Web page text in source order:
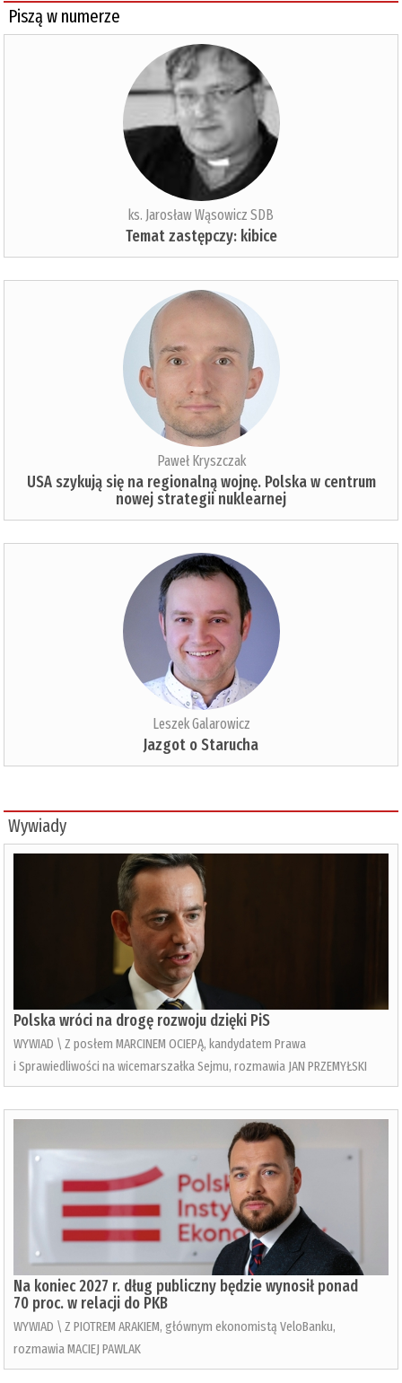
Piszą w numerze
ks. Jarosław Wąsowicz SDB
Temat zastępczy: kibice
Paweł Kryszczak
USA szykują się na regionalną wojnę. Polska w centrum
nowej strategii nuklearnej
Leszek Galarowicz
Jazgot o Starucha
Wywiady
Polska wróci na drogę rozwoju dzięki PiS
WYWIAD \ Z posłem MARCINEM OCIEPĄ, kandydatem Prawa
i Sprawiedliwości na wicemarszałka Sejmu, rozmawia JAN PRZEMYŁSKI
Na koniec 2027 r. dług publiczny będzie wynosił ponad
70 proc. w relacji do PKB
WYWIAD \ Z PIOTREM ARAKIEM, głównym ekonomistą VeloBanku,
rozmawia MACIEJ PAWLAK